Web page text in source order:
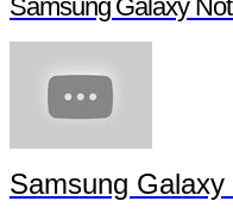
Samsung Galaxy
Tutoriel Capture